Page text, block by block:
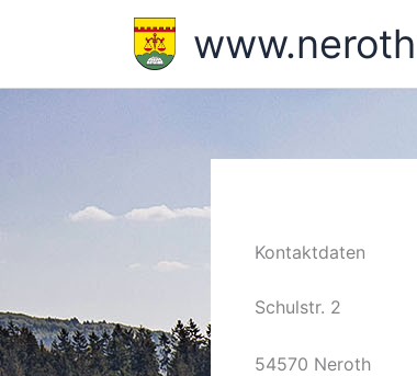
Kontaktdaten
Schulstr. 2
54570 Neroth